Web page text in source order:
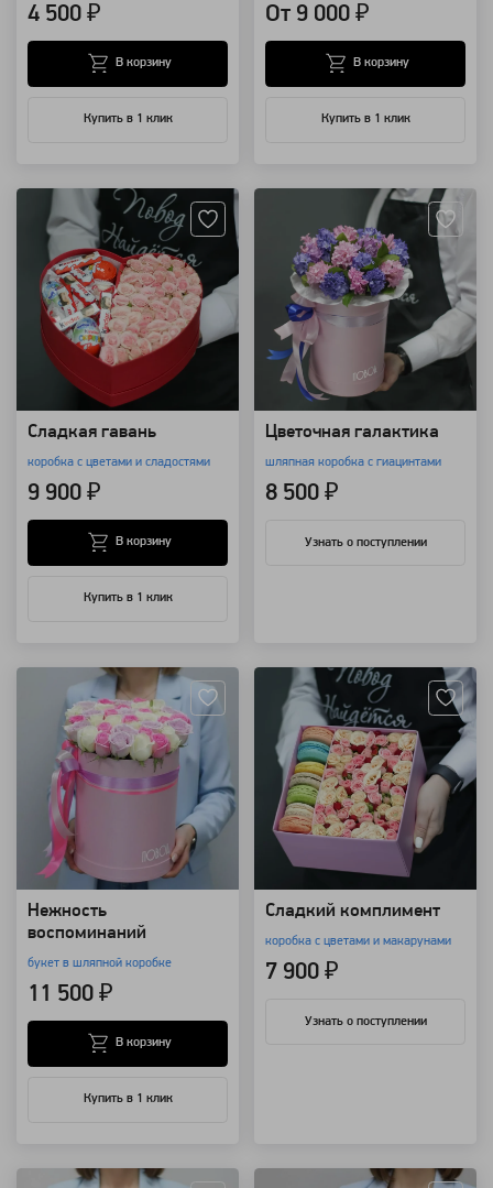
4 500 ₽
Купить в 1 клик
В корзину
От 9 000 ₽
Купить в 1 клик
В корзину
Сладкая гавань
коробка с цветами и сладостями
9 900 ₽
Купить в 1 клик
В корзину
Цветочная галактика
шляпная коробка с гиацинтами
8 500 ₽
Узнать о поступлении
Нежность
воспоминаний
букет в шляпной коробке
11 500 ₽
Купить в 1 клик
В корзину
Сладкий комплимент
коробка с цветами и макарунами
7 900 ₽
Узнать о поступлении